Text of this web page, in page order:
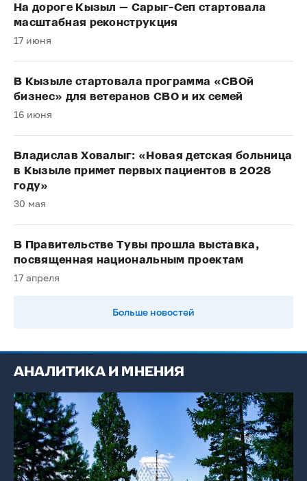
На дороге Кызыл — Сарыг-Сеп стартовала
масштабная реконструкция
17 июня
В Кызыле стартовала программа «СВОй
бизнес» для ветеранов СВО и их семей
16 июня
Владислав Ховалыг: «Новая детская больница
в Кызыле примет первых пациентов в 2028
году»
30 мая
В Правительстве Тувы прошла выставка,
посвященная национальным проектам
17 апреля
Больше новостей
АНАЛИТИКА И МНЕНИЯ